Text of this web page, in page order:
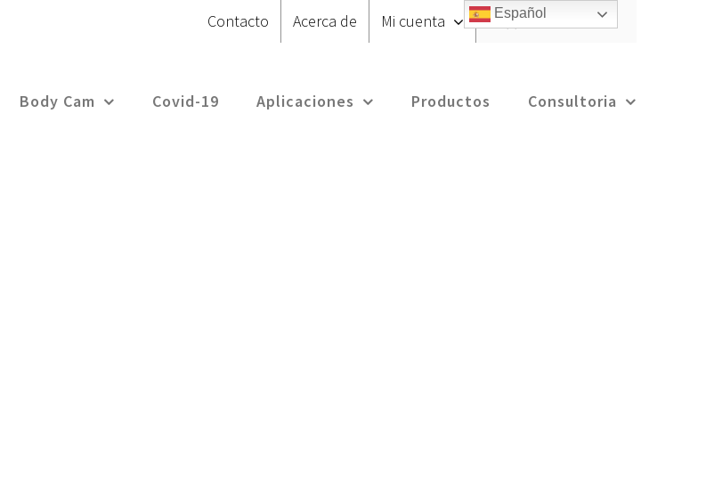
Contacto Acerca de Mi cuenta CARRITO
Body Cam Covid-19 Aplicaciones Productos Consultoria
Español